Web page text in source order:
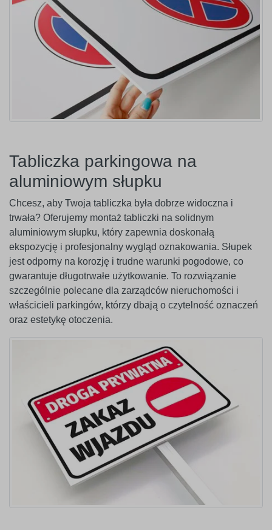
Tabliczka parkingowa na
aluminiowym słupku
Chcesz, aby Twoja tabliczka była dobrze widoczna i
trwała? Oferujemy montaż tabliczki na solidnym
aluminiowym słupku, który zapewnia doskonałą
ekspozycję i profesjonalny wygląd oznakowania. Słupek
jest odporny na korozję i trudne warunki pogodowe, co
gwarantuje długotrwałe użytkowanie. To rozwiązanie
szczególnie polecane dla zarządców nieruchomości i
właścicieli parkingów, którzy dbają o czytelność oznaczeń
oraz estetykę otoczenia.